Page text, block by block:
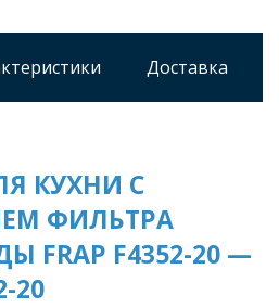
Доставка
КУХНИ С
ФИЛЬТРА
FRAP F4352-20 —
20